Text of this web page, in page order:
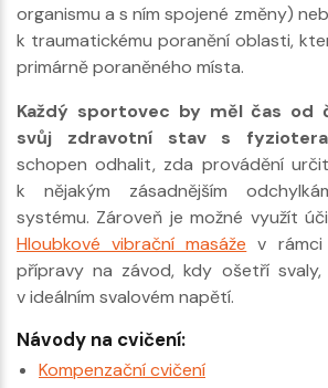
organismu a s ním spojené změny)
k traumatickému poranění oblasti,
primárně poraněného místa.
Každý sportovec by měl čas od
svůj zdravotní stav s
schopen odhalit, zda provádění
k nějakým zásadnějším
systému. Zároveň je možné využít
Hloubkové vibrační masáže v rámci
přípravy na závod, kdy ošetří
v ideálním svalovém napětí.
Návody na cvičení:
Kompenzační cvičení